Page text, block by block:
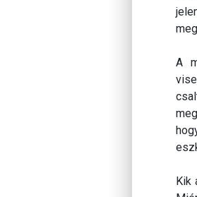
A
Kik